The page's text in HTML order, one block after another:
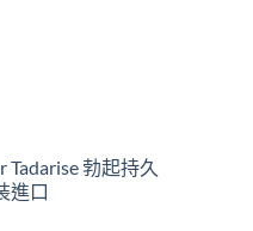
勃起持久
進口